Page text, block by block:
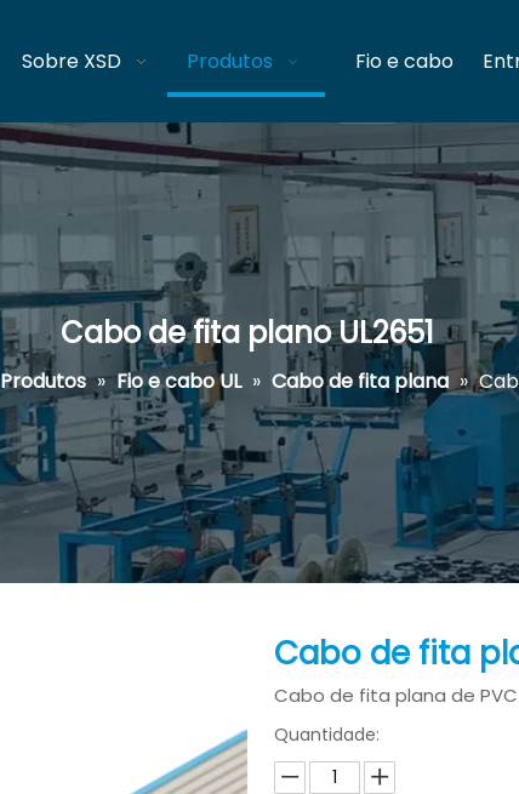
Sobre XSD Produtos Fio e cabo
Cabo de fita plano UL2651
Produtos » Fio e cabo UL » Cabo de fita plana »
Cabo de fita
Cabo de fita plana de PVC
Quantidade: